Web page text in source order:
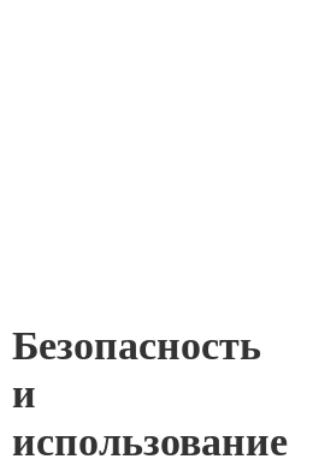
Безопасность
и
использование